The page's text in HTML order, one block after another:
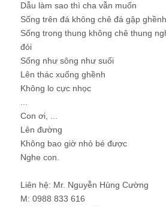
Dẫu làm sao thì cha vẫn muốn
Sống trên đá không chê đá gập ghềnh
Sống trong thung không chê thung
đói
Sống như sông như suối
Lên thác xuống ghềnh
Không lo cực nhọc
Con ơi, ...
Lên đường
Không bao giờ nhỏ bé được
Nghe con.
Liên hệ: Mr. Nguyễn Hùng Cường
M: 0988 833 616